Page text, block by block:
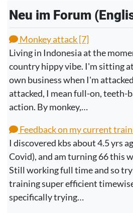
Neu im Forum
Monkey attack [7]
Living in Indonesia at the
country hippy vibe. I'm sitting
own business when I'm
attacked, I mean full-on, teeth-
action. By monkey,…
Feedback on my current
I discovered kbs about 4.5 yrs
Covid), and am turning 66 this
Still working full time and so
training super efficient
specifically trying…